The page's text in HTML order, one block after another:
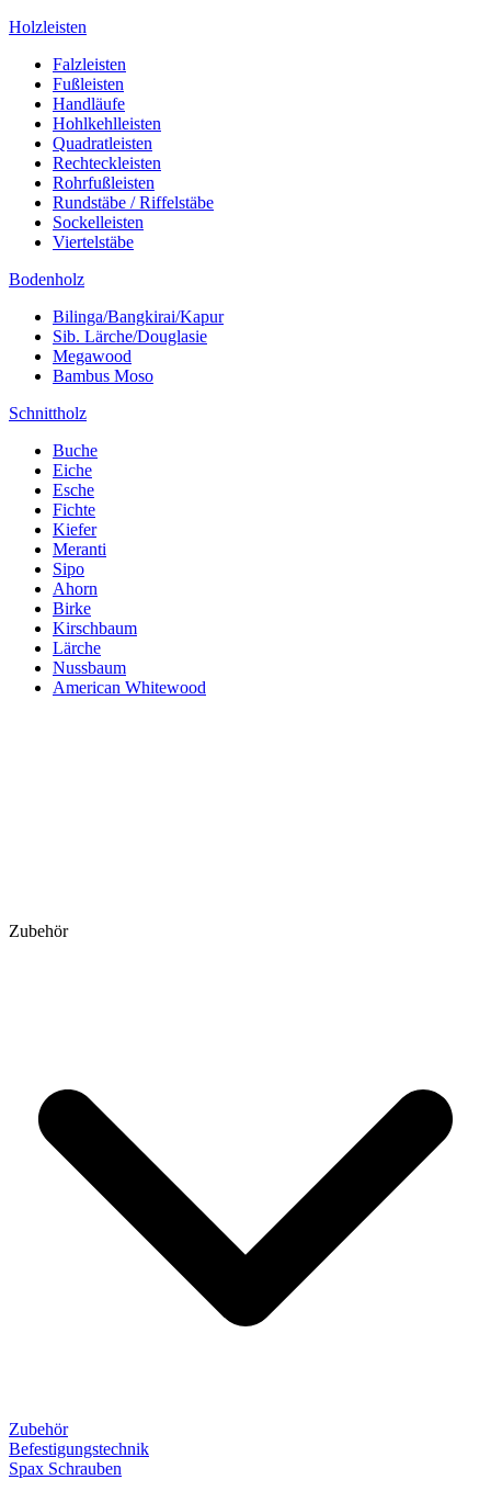
Holzleisten
Falzleisten
Fußleisten
Handläufe
Hohlkehlleisten
Quadratleisten
Rechteckleisten
Rohrfußleisten
Rundstäbe / Riffelstäbe
Sockelleisten
Viertelstäbe
Bodenholz
Bilinga/Bangkirai/Kapur
Sib. Lärche/Douglasie
Megawood
Bambus Moso
Schnittholz
Buche
Eiche
Esche
Fichte
Kiefer
Meranti
Sipo
Ahorn
Birke
Kirschbaum
Lärche
Nussbaum
American Whitewood
Zubehör
Zubehör
Befestigungstechnik
Spax Schrauben